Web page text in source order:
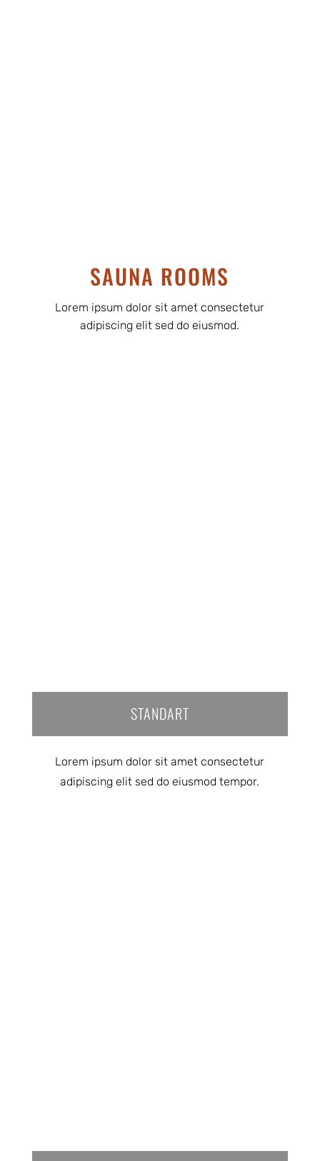
SAUNA ROOMS
Lorem ipsum dolor sit amet consectetur
adipiscing elit sed do eiusmod.
STANDART
Lorem ipsum dolor sit amet consectetur
adipiscing elit sed do eiusmod tempor.